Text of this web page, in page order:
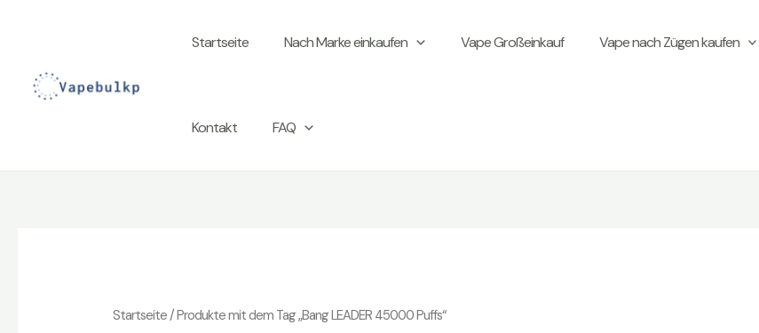
Startseite Nach Marke einkaufen Vape Großeinkauf Vape nach Zügen kaufen
Kontakt FAQ
Startseite/ Produkte mit dem Tag „Bang LEADER 45000 Puffs“